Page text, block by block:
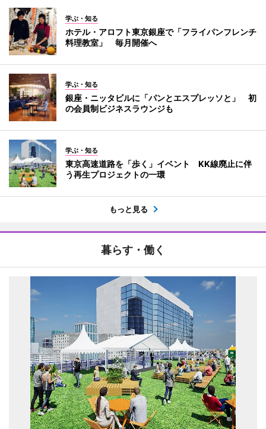
学ぶ・知る
ホテル・アロフト東京銀座で「フライパンフレンチ
料理教室」 毎月開催へ
学ぶ・知る
銀座・ニッタビルに「パンとエスプレッソと」 初
の会員制ビジネスラウンジも
学ぶ・知る
東京高速道路を「歩く」イベント KK線廃止に伴
う再生プロジェクトの一環
もっと見る
暮らす・働く